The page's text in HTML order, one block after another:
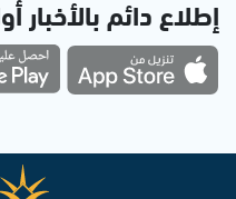
إطلاع دائم بالأخبار